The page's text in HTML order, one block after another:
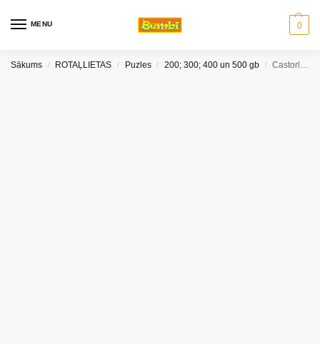
MENU 0
Sākums / ROTAĻLIETAS / Puzles / 200; 300; 400 un 500 gb / Castorland puzle Baltie kucēni 200 gab